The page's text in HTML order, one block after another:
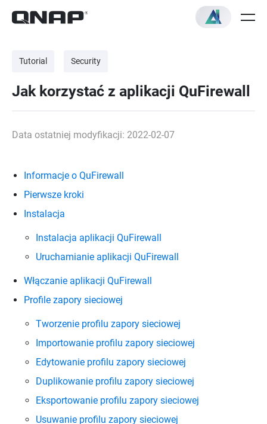
Tutorial Security
Jak korzystać z aplikacji QuFirewall
Data ostatniej modyfikacji: 2022-02-07
Informacje o QuFirewall
Pierwsze kroki
Instalacja
Instalacja aplikacji QuFirewall
Uruchamianie aplikacji QuFirewall
Włączanie aplikacji QuFirewall
Profile zapory sieciowej
Tworzenie profilu zapory sieciowej
Importowanie profilu zapory sieciowej
Edytowanie profilu zapory sieciowej
Duplikowanie profilu zapory sieciowej
Eksportowanie profilu zapory sieciowej
Usuwanie profilu zapory sieciowej